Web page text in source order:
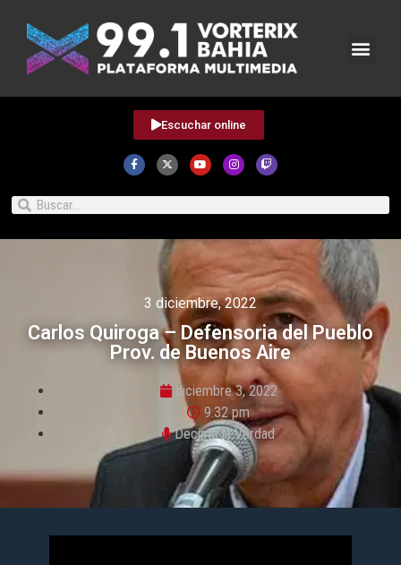
Escuchar online
3 diciembre, 2022
Carlos Quiroga – Defensoria del Pueblo
Prov. de Buenos Aire
diciembre 3, 2022
9:32 pm
Decime la Verdad